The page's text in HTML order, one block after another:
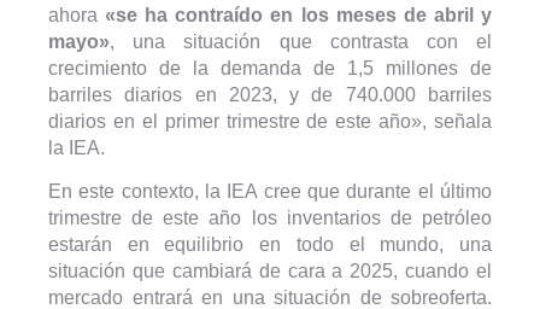
ahora «se ha contraído en los meses de abril y
mayo», una situación que contrasta con el
crecimiento de la demanda de 1,5 millones de
barriles diarios en 2023, y de 740.000 barriles
diarios en el primer trimestre de este año», señala
la IEA.
En este contexto, la IEA cree que durante el último
trimestre de este año los inventarios de petróleo
estarán en equilibrio en todo el mundo, una
situación que cambiará de cara a 2025, cuando el
mercado entrará en una situación de sobreoferta.